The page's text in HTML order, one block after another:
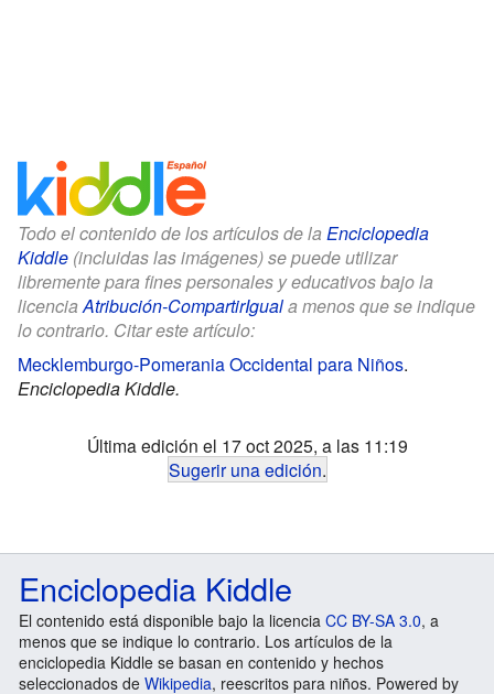
Todo el contenido de los artículos de la Enciclopedia
Kiddle (incluidas las imágenes) se puede utilizar
libremente para fines personales y educativos bajo la
licenciaAtribución-CompartirIguala menos que se indique
lo contrario. Citar este artículo:
Mecklemburgo-Pomerania Occidental para Niños.
Enciclopedia Kiddle.
Última edición el 17 oct 2025, a las 11:19
Sugerir una edición.
Enciclopedia Kiddle
El contenido está disponible bajo la licencia CC BY-SA 3.0, a
menos que se indique lo contrario. Los artículos de la
enciclopedia Kiddle se basan en contenido y hechos
seleccionados de Wikipedia, reescritos para niños. Powered by